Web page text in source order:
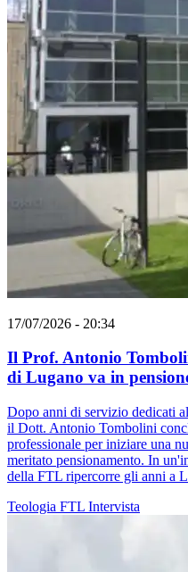
17/07/2026 - 20:34
Il Prof. Antonio
di Lugano va in
Dopo anni di servizio dedicati
il Dott. Antonio Tombolini
professionale per iniziare una
meritato pensionamento. In
della FTL ripercorre gli anni a
Teologia FTL Intervista